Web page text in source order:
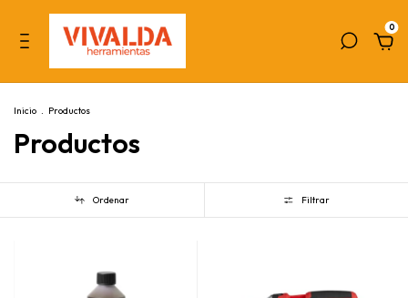
0
Inicio . Productos
Productos
Ordenar Filtrar